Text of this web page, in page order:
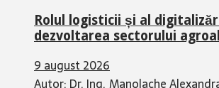
Rolul logisticii și al
dezvoltarea sectorului
9 august 2026
Autor: Dr. Ing. Manolache